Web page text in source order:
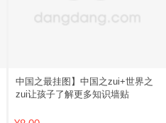
中国之最挂图】中国之zui+世界之
zui让孩子了解更多知识墙贴